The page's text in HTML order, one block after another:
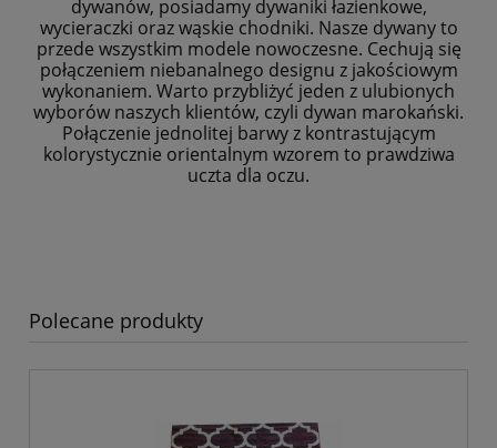
dywanów, posiadamy dywaniki łazienkowe,
wycieraczki oraz wąskie chodniki. Nasze dywany to
przede wszystkim modele nowoczesne. Cechują się
połączeniem niebanalnego designu z jakościowym
wykonaniem. Warto przybliżyć jeden z ulubionych
wyborów naszych klientów, czyli dywan marokański.
Połączenie jednolitej barwy z kontrastującym
kolorystycznie orientalnym wzorem to prawdziwa
uczta dla oczu.
Polecane produkty